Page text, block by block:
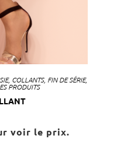
, COLLANTS, FIN DE SÉRIE,
PRODUITS
voir le prix.